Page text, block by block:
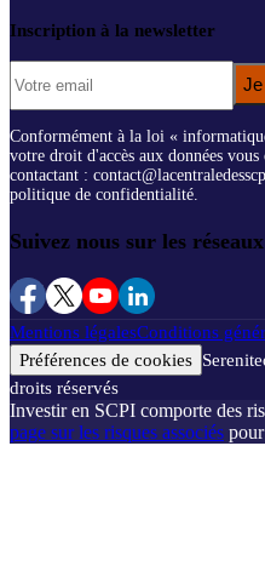
Inscription à la newsletter
Conformément à la loi «
votre droit d'accès aux données
contactant :
politique de confidentialité.
Suivez nous sur les
Mentions légalesConditions
Préférences de cookies
droits réservés
Investir en SCPI comporte des
page sur les risques associés